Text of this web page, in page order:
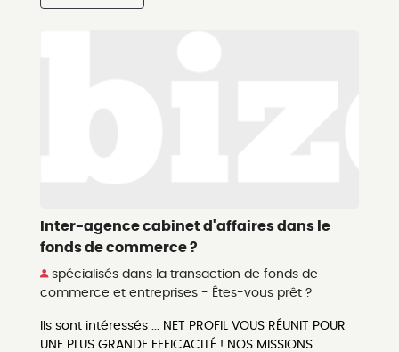
Inter-agence cabinet d'affaires dans le
fonds de commerce ?
spécialisés dans la transaction de fonds de
commerce et entreprises - Êtes-vous prêt ?
Ils sont intéressés ... NET PROFIL VOUS RÉUNIT POUR
UNE PLUS GRANDE EFFICACITÉ ! NOS MISSIONS...